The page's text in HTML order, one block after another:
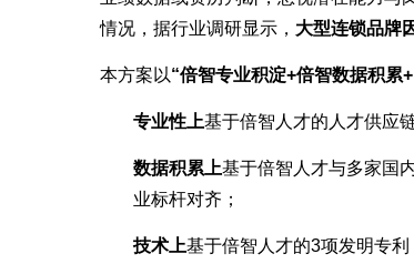
情况，据行业调研显示， 大型连锁品牌
本方案以“倍智专业积淀+倍智数据积累
专业性上基于倍智人才的人才供应
数据积累上基于倍智人才与多家国
业标杆对齐；
技术上基于倍智人才的3项发明专